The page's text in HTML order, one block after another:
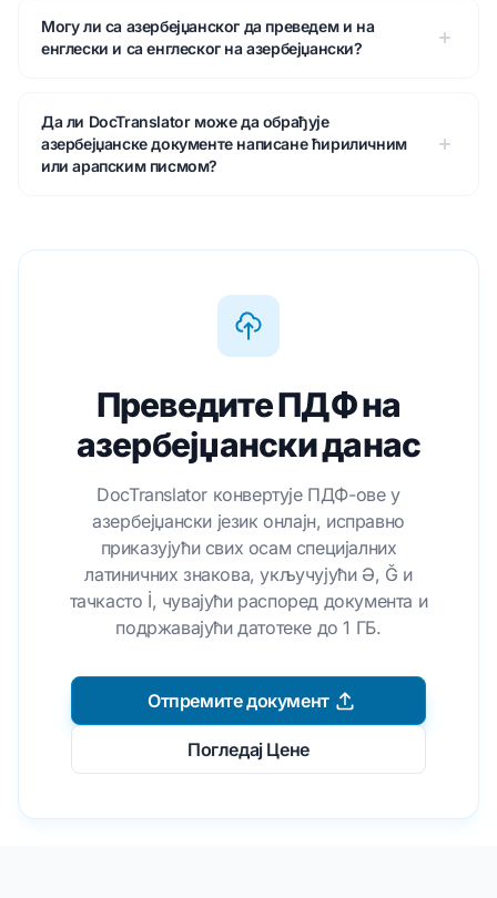
Могу ли са азербејџанског да преведем и на
енглески и са енглеског на азербејџански?
Да ли DocTranslator може да обрађује
азербејџанске документе написане ћириличним
или арапским писмом?
Преведите ПДФ на
азербејџански данас
DocTranslator конвертује ПДФ-ове у
азербејџански језик онлајн, исправно
приказујући свих осам специјалних
латиничних знакова, укључујући Ə, Ğ и
тачкасто İ, чувајући распоред документа и
подржавајући датотеке до 1 ГБ.
Отпремите документ
Погледај Цене